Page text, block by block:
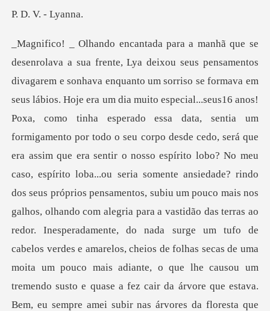
V. - L
a vastidão das terras ao
redor. Inesperadamente, do nada surge um tufo de
cabelos verdes e amarelos, cheios de folhas secas de uma
moita um pouco mais adiante, o que lhe causou um
tremendo susto e quase a fez cair da árvore que estava.
Bem, eu sempre amei subir nas árvores da floresta que